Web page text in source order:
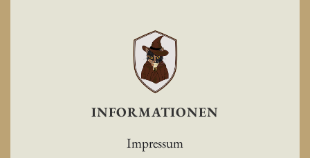
INFORMATIONEN
Impressum